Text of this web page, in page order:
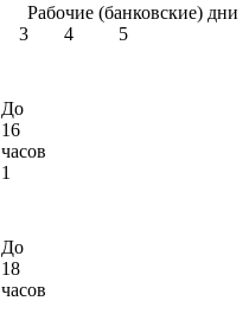
Рабочие (банковские) дни
3 4
5
До
16
часов
1
До
18
часов